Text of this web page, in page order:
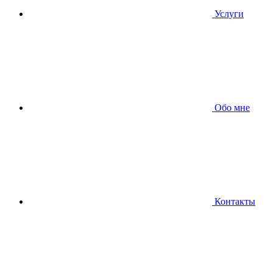
Услуги
Обо мне
Контакты